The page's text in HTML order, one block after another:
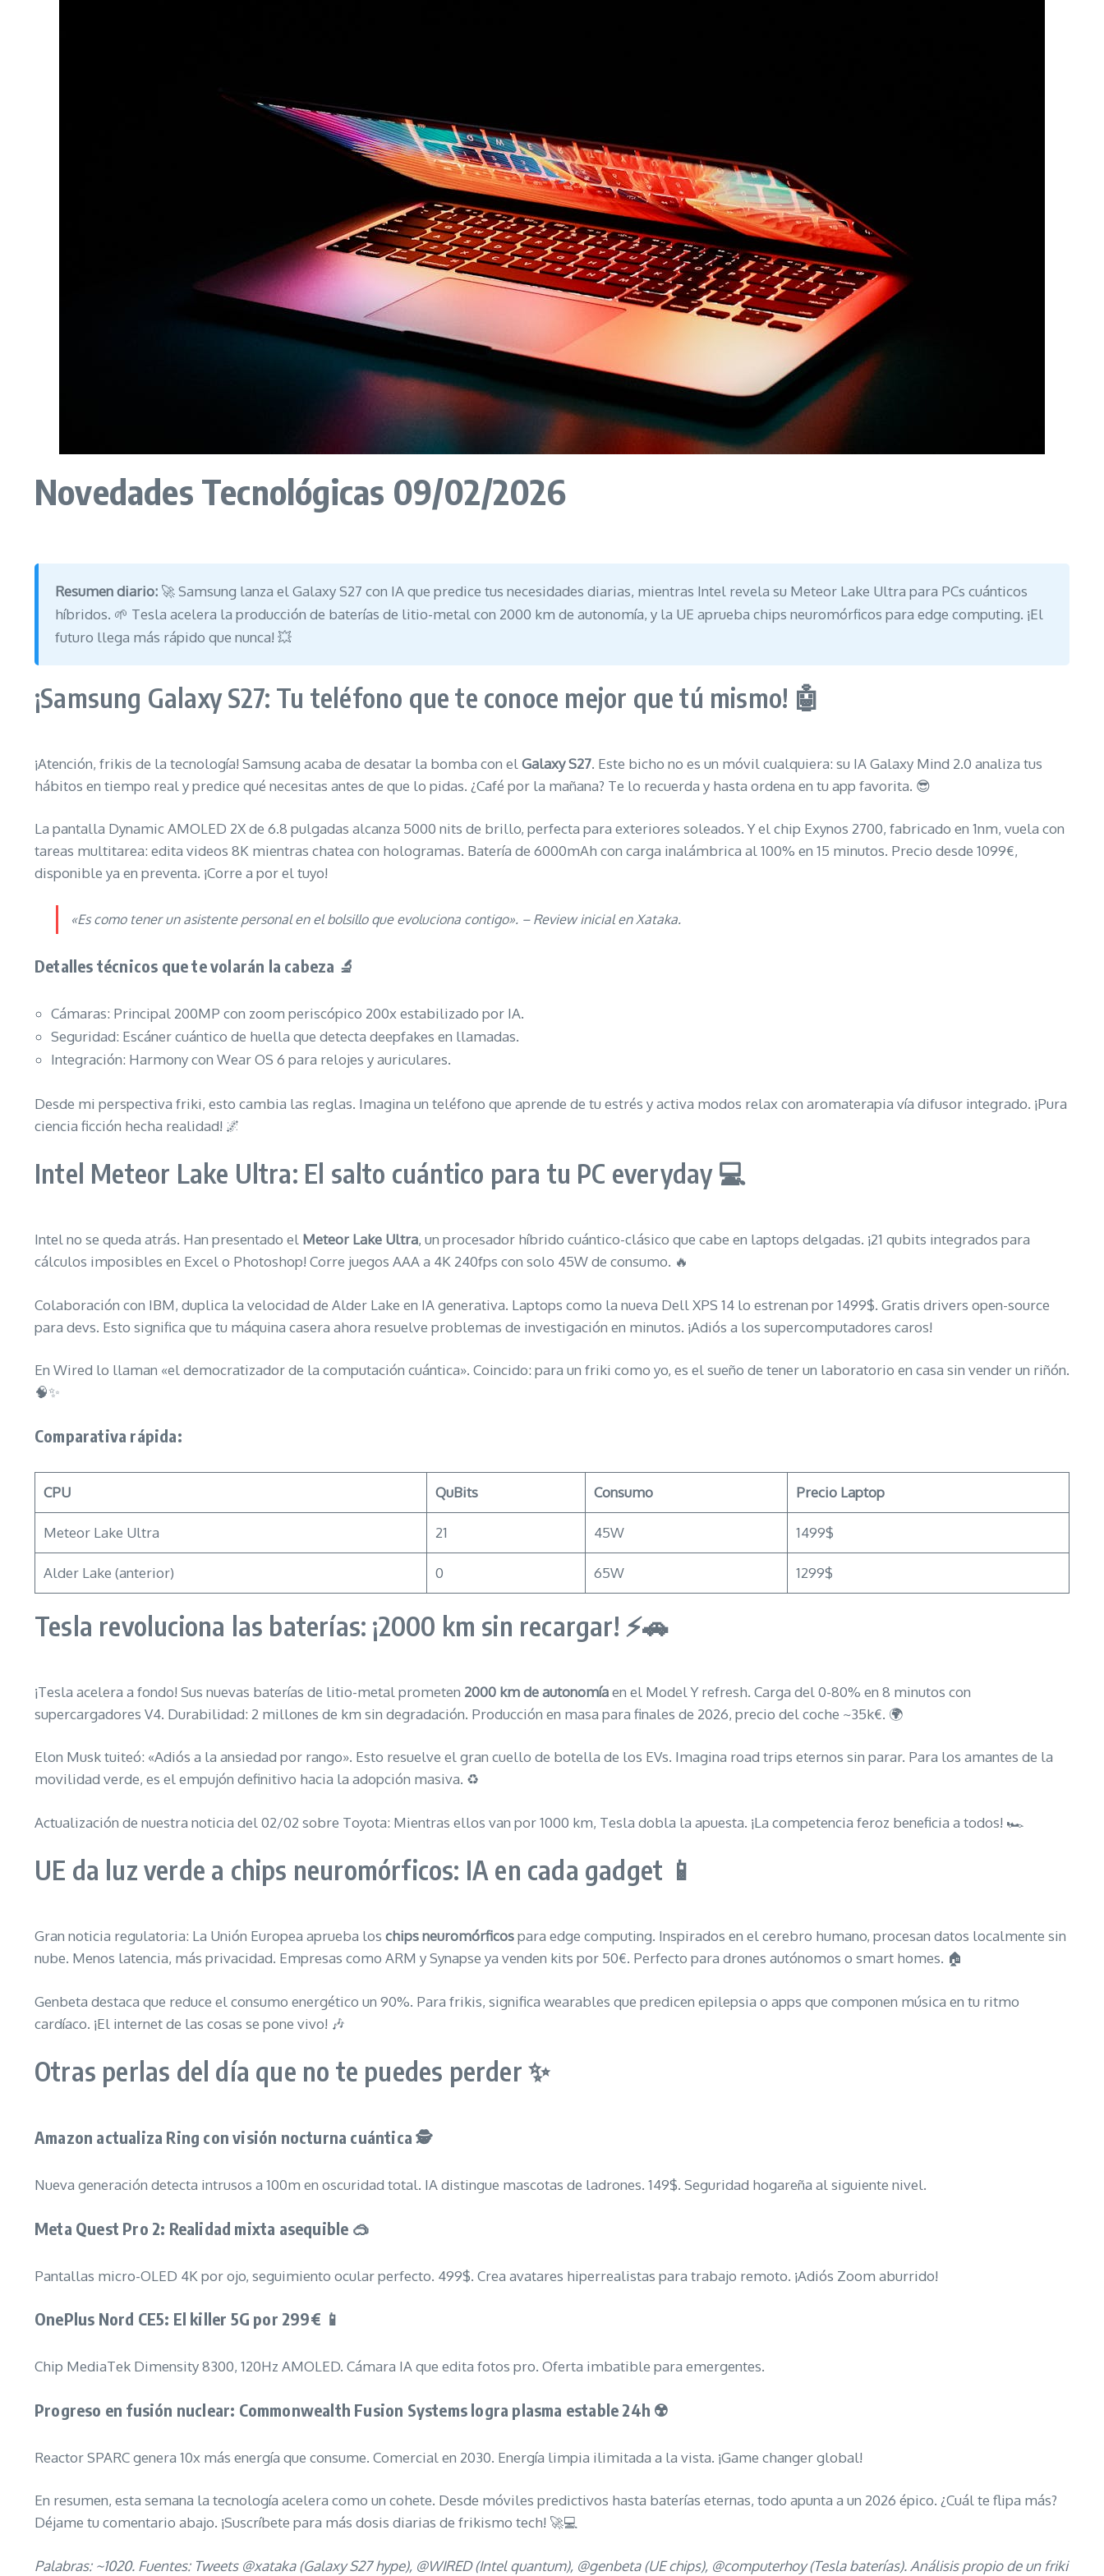
Novedades Tecnológicas 09/02/2026
Resumen diario: 🚀 Samsung lanza el Galaxy S27 con IA que predice tus necesidades diarias, mientras Intel revela su Meteor Lake Ultra para PCs cuánticos
híbridos. 🌱 Tesla acelera la producción de baterías de litio-metal con 2000 km de autonomía, y la UE aprueba chips neuromórficos para edge computing. ¡El
futuro llega más rápido que nunca! 💥
¡Samsung Galaxy S27: Tu teléfono que te conoce mejor que tú mismo! 🤖
¡Atención, frikis de la tecnología! Samsung acaba de desatar la bomba con el Galaxy S27. Este bicho no es un móvil cualquiera: su IA Galaxy Mind 2.0 analiza tus
hábitos en tiempo real y predice qué necesitas antes de que lo pidas. ¿Café por la mañana? Te lo recuerda y hasta ordena en tu app favorita. 😎
La pantalla Dynamic AMOLED 2X de 6.8 pulgadas alcanza 5000 nits de brillo, perfecta para exteriores soleados. Y el chip Exynos 2700, fabricado en 1nm, vuela con
tareas multitarea: edita videos 8K mientras chatea con hologramas. Batería de 6000mAh con carga inalámbrica al 100% en 15 minutos. Precio desde 1099€,
disponible ya en preventa. ¡Corre a por el tuyo!
«Es como tener un asistente personal en el bolsillo que evoluciona contigo». – Review inicial en Xataka.
Detalles técnicos que te volarán la cabeza 🔬
Cámaras: Principal 200MP con zoom periscópico 200x estabilizado por IA.
Seguridad: Escáner cuántico de huella que detecta deepfakes en llamadas.
Integración: Harmony con Wear OS 6 para relojes y auriculares.
Desde mi perspectiva friki, esto cambia las reglas. Imagina un teléfono que aprende de tu estrés y activa modos relax con aromaterapia vía difusor integrado. ¡Pura
ciencia ficción hecha realidad! 🌌
Intel Meteor Lake Ultra: El salto cuántico para tu PC everyday 💻
Intel no se queda atrás. Han presentado el Meteor Lake Ultra, un procesador híbrido cuántico-clásico que cabe en laptops delgadas. ¡21 qubits integrados para
cálculos imposibles en Excel o Photoshop! Corre juegos AAA a 4K 240fps con solo 45W de consumo. 🔥
Colaboración con IBM, duplica la velocidad de Alder Lake en IA generativa. Laptops como la nueva Dell XPS 14 lo estrenan por 1499$. Gratis drivers open-source
para devs. Esto significa que tu máquina casera ahora resuelve problemas de investigación en minutos. ¡Adiós a los supercomputadores caros!
En Wired lo llaman «el democratizador de la computación cuántica». Coincido: para un friki como yo, es el sueño de tener un laboratorio en casa sin vender un riñón.
🧠✨
Comparativa rápida:
CPU QuBits Consumo Precio Laptop
Meteor Lake Ultra 21 45W 1499$
Alder Lake (anterior) 0 65W 1299$
Tesla revoluciona las baterías: ¡2000 km sin recargar! ⚡🚗
¡Tesla acelera a fondo! Sus nuevas baterías de litio-metal prometen 2000 km de autonomíaen el Model Y refresh. Carga del 0-80% en 8 minutos con
supercargadores V4. Durabilidad: 2 millones de km sin degradación. Producción en masa para finales de 2026, precio del coche ~35k€. 🌍
Elon Musk tuiteó: «Adiós a la ansiedad por rango». Esto resuelve el gran cuello de botella de los EVs. Imagina road trips eternos sin parar. Para los amantes de la
movilidad verde, es el empujón definitivo hacia la adopción masiva. ♻️
Actualización de nuestra noticia del 02/02 sobre Toyota: Mientras ellos van por 1000 km, Tesla dobla la apuesta. ¡La competencia feroz beneficia a todos! 🏎️
UE da luz verde a chips neuromórficos: IA en cada gadget 📱
Gran noticia regulatoria: La Unión Europea aprueba los chips neuromórficospara edge computing. Inspirados en el cerebro humano, procesan datos localmente sin
nube. Menos latencia, más privacidad. Empresas como ARM y Synapse ya venden kits por 50€. Perfecto para drones autónomos o smart homes. 🏠
Genbeta destaca que reduce el consumo energético un 90%. Para frikis, significa wearables que predicen epilepsia o apps que componen música en tu ritmo
cardíaco. ¡El internet de las cosas se pone vivo! 🎶
Otras perlas del día que no te puedes perder ✨
Amazon actualiza Ring con visión nocturna cuántica 🕵️
Nueva generación detecta intrusos a 100m en oscuridad total. IA distingue mascotas de ladrones. 149$. Seguridad hogareña al siguiente nivel.
Meta Quest Pro 2: Realidad mixta asequible 🥽
Pantallas micro-OLED 4K por ojo, seguimiento ocular perfecto. 499$. Crea avatares hiperrealistas para trabajo remoto. ¡Adiós Zoom aburrido!
OnePlus Nord CE5: El killer 5G por 299€ 📱
Chip MediaTek Dimensity 8300, 120Hz AMOLED. Cámara IA que edita fotos pro. Oferta imbatible para emergentes.
Progreso en fusión nuclear: Commonwealth Fusion Systems logra plasma estable 24h ☢️
Reactor SPARC genera 10x más energía que consume. Comercial en 2030. Energía limpia ilimitada a la vista. ¡Game changer global!
En resumen, esta semana la tecnología acelera como un cohete. Desde móviles predictivos hasta baterías eternas, todo apunta a un 2026 épico. ¿Cuál te flipa más?
Déjame tu comentario abajo. ¡Suscríbete para más dosis diarias de frikismo tech! 🚀💻
Palabras: ~1020. Fuentes: Tweets @xataka (Galaxy S27 hype), @WIRED (Intel quantum), @genbeta (UE chips), @computerhoy (Tesla baterías). Análisis propio de un friki